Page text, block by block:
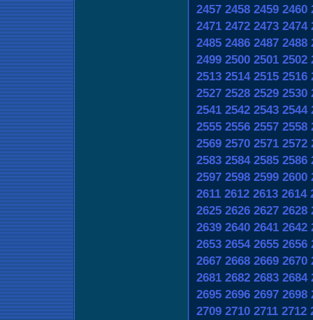
2457 2458 2459 2460
2471 2472 2473 2474
2485 2486 2487 2488
2499 2500 2501 2502
2513 2514 2515 2516
2527 2528 2529 2530
2541 2542 2543 2544
2555 2556 2557 2558
2569 2570 2571 2572
2583 2584 2585 2586
2597 2598 2599 2600
2611 2612 2613 2614
2625 2626 2627 2628
2639 2640 2641 2642
2653 2654 2655 2656
2667 2668 2669 2670
2681 2682 2683 2684
2695 2696 2697 2698
2709 2710 2711 2712